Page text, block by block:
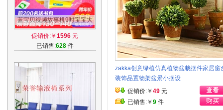
蓝宝贝视频故事机9吋宝宝大
黄鸭早教机儿童学习机益智玩
具3-6岁
促销价:￥ 1596 元
已销售:628件
zakka创意绿植仿真植物盆栽摆件家居窗
装饰品置物架盆景小摆设
促销价:￥ 49 元
已销售:￥ 9 件